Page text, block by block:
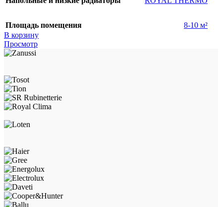
Площадь помещения
8-10 м²
В корзину
Просмотр